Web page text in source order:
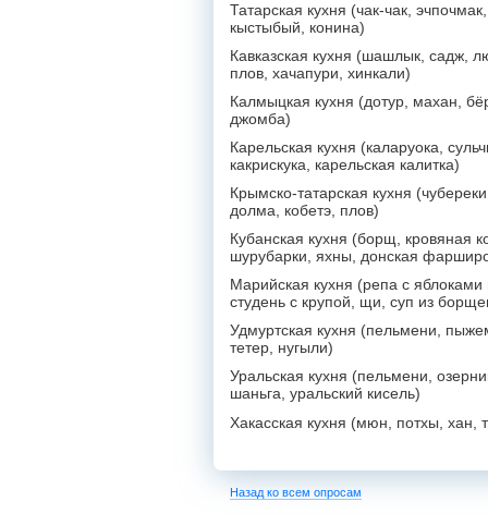
Татарская кухня (чак-чак,
кыстыбый, конина)
Кавказская кухня (шашлык, садж,
плов, хачапури, хинкали)
Калмыцкая кухня (дотур, махан,
джомба)
Карельская кухня (каларуока,
какрискука, карельская калитка)
Крымско-татарская кухня
долма, кобетэ, плов)
Кубанская кухня (борщ, кровяная
шурубарки, яхны, донская
Марийская кухня (репа с
студень с крупой, щи, суп из
Удмуртская кухня (пельмени,
тетер, нугыли)
Уральская кухня (пельмени,
шаньга, уральский кисель)
Хакасская кухня (мюн, потхы, хан,
Назад ко всем опросам